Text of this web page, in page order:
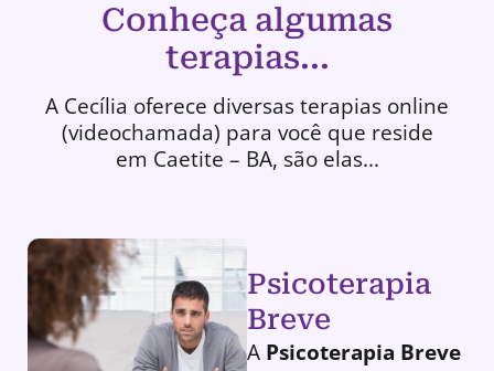
Conheça algumas
terapias...
A Cecília oferece diversas terapias online
(videochamada) para você que reside
em Caetite – BA, são elas...
Psicoterapia
Breve
A Psicoterapia Breve